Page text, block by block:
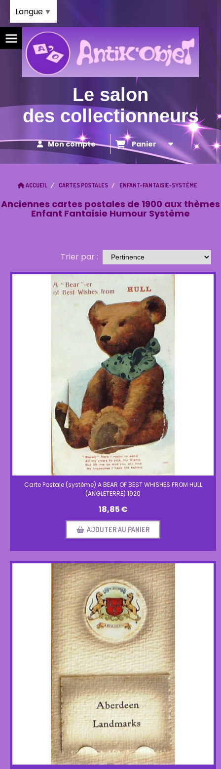
Le salon
des collectionneurs
Mon compte Panier
ACCUEIL CARTES POSTALES ENFANT-FANTAISIE-SYSTÈME
Anciennes cartes postales de 1900 aux thèmes
Enfant Fantaisie Humour Système
Trier par :
Carte Postale (système) A BEAR OF BEST WHISHES FROM HULL
(ANGLETERRE) 1920
18,85€
AJOUTER AU PANIER
Langue ▼